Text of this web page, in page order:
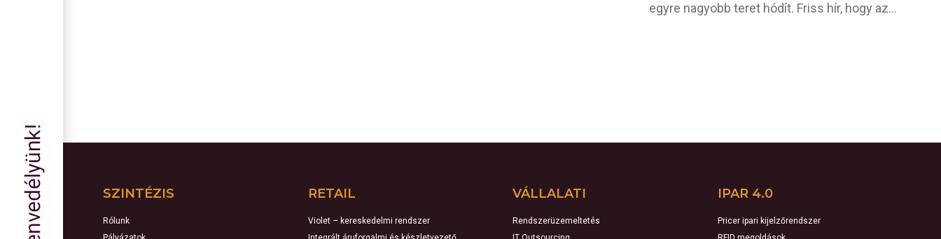
egyre nagyobb teret hódít. Friss hír, hogy az...
SZINTÉZIS
Rólunk
RETAIL
Violet – kereskedelmi rendszer
VÁLLALATI
Rendszerüzemeltetés
IPAR 4.0
Pricer ipari kijelzőrendszer